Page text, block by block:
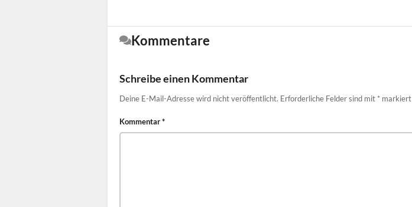
Kommentare
Schreibe einen Kommentar
Deine E-Mail-Adresse wird nicht veröffentlicht. Erforderliche Felder sind mit * markiert
Kommentar*